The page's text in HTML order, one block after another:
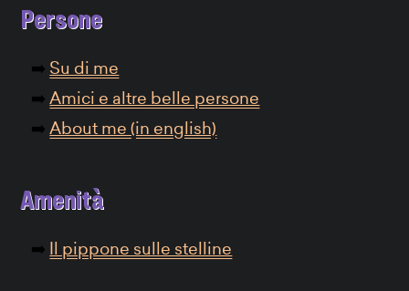
Persone
Su di me
Amici e altre belle persone
About me (in english)
Amenità
Il pippone sulle stelline